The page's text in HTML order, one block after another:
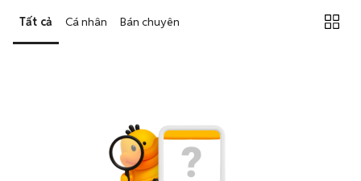
Tất cả Cá nhân Bán chuyên